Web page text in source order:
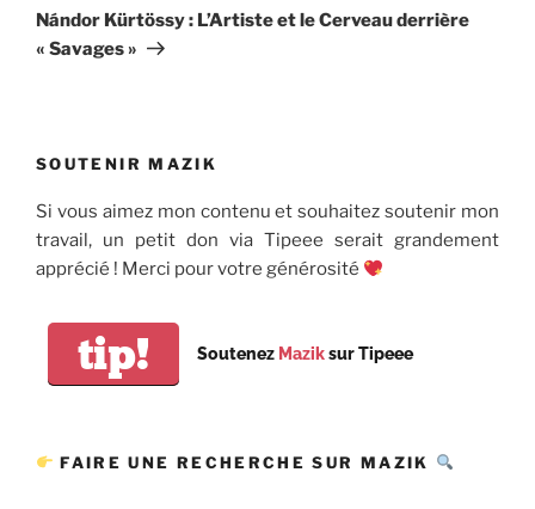
suivant
Nándor Kürtössy : L’Artiste et le Cerveau derrière
« Savages »
SOUTENIR MAZIK
Si vous aimez mon contenu et souhaitez soutenir mon
travail, un petit don via Tipeee serait grandement
apprécié ! Merci pour votre générosité
tip! Soutenez Maziksur Tipeee
FAIRE UNE RECHERCHE SUR MAZIK